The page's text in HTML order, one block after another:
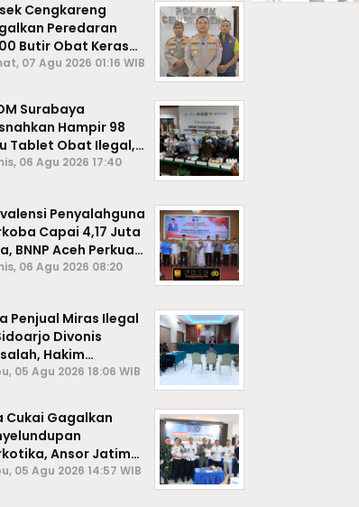
Cengkareng
Peredaran
Butir Obat Keras
G, Satu Pengedar
07 Agu 2026 01:16 WIB
Surabaya
Hampir 98
Tablet Obat Ilegal,
Penyalahgunaan
Pelajar
06 Agu 2026 17:40
Penyalahguna
Capai 4,17 Juta
BNNP Aceh Perkuat
di Subulussalam
06 Agu 2026 08:20
Penjual Miras Ilegal
Divonis
Hakim
Denda hingga
05 Agu 2026 18:06 WIB
Cukai Gagalkan
Ansor Jatim
Tak Kalah dari
05 Agu 2026 14:57 WIB